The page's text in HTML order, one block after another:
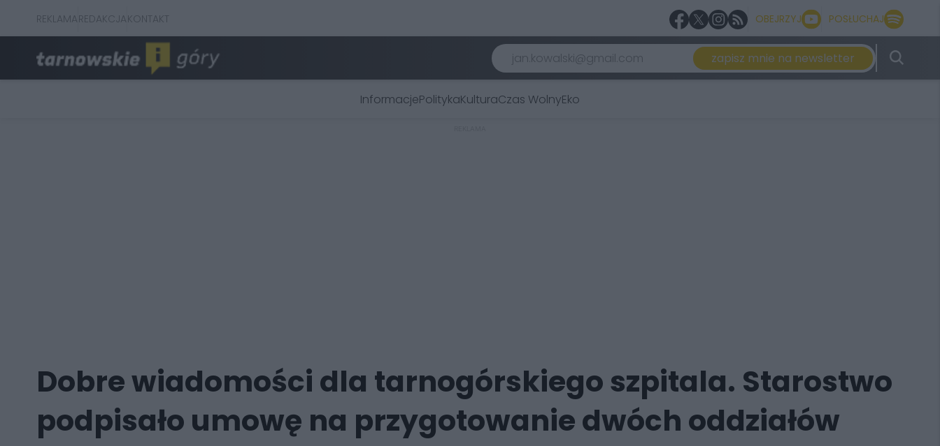
REKLAMAREDAKCJAKONTAKT OBEJRZYJ POSŁUCHAJ
zapisz mnie na newsletter
InformacjePolitykaKulturaCzas WolnyEko
Dobre wiadomości dla tarnogórskiego szpitala. Starostwo
podpisało umowę na przygotowanie dwóch oddziałów